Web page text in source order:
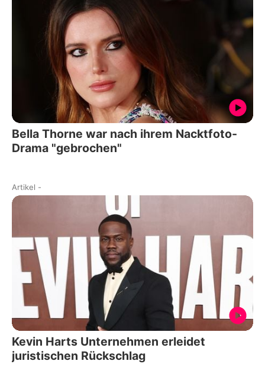
Bella Thorne war nach ihrem Nacktfoto-
Drama "gebrochen"
Artikel -
Kevin Harts Unternehmen erleidet
juristischen Rückschlag